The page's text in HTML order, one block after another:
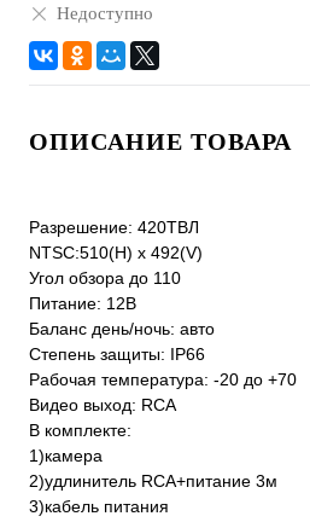
Недоступно
ОПИСАНИЕ ТОВАРА
Разрешение: 420ТВЛ
NTSC:510(H) x 492(V)
Угол обзора до 110
Питание: 12В
Баланс день/ночь: авто
Степень защиты: IP66
Рабочая температура: -20 до +70
Видео выход: RCA
В комплекте:
1)камера
2)удлинитель RCA+питание 3м
3)кабель питания